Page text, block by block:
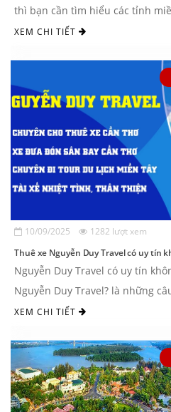
thì bạn cần tìm hiểu các tỉnh
XEM CHI TIẾT
10/09/2025 1282 lượt xem
Thuê xe Nguyễn Duy Travel có uy tín
Nguyễn Duy Travel có uy tín
Nguyễn Duy Travel? là những
hàng quan tâm khi có nhu ...
XEM CHI TIẾT